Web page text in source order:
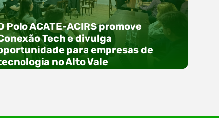
Polo ACATE-ACIRS promove
Tech e divulga
para empresas de
no Alto Vale